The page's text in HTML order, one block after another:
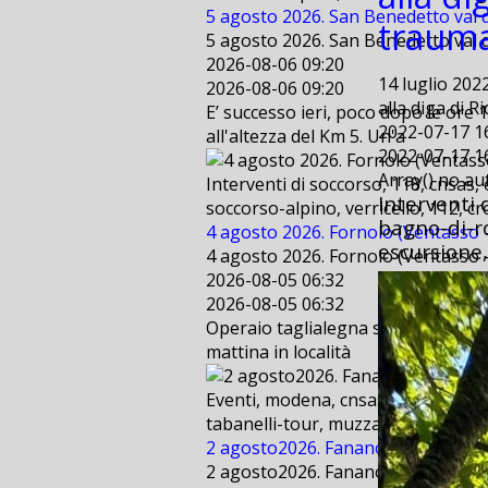
5 agosto 2026. San Benedetto val
5 agosto 2026. San Benedetto val
2026-08-06 09:20
2026-08-06 09:20
E’ successo ieri, poco dopo le
all'altezza del Km 5. Un'a
Interventi di soccorso, 118,
soccorso-alpino, verricello, 112,
4 agosto 2026. Fornolo (Ventasso
4 agosto 2026. Fornolo (Ventasso
2026-08-05 06:32
2026-08-05 06:32
Operaio taglialegna scivola per
mattina in località
Eventi, modena, cnsas, bologna,
tabanelli-tour, muzzarelli,
2 agosto2026. Fanano (MO) .
2 agosto2026. Fanano (MO) .
14 luglio
alla diga di
2022-07-17
2022-07-17
Array() no
Interventi
bagno-di-